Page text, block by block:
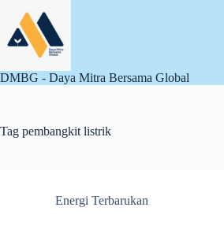
content
DMBG - Daya Mitra Bersama Global
Tag pembangkit listrik
Energi Terbarukan